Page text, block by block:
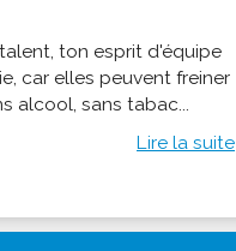
ton esprit d'équipe
car elles peuvent freiner
alcool, sans tabac...
Lire la suite